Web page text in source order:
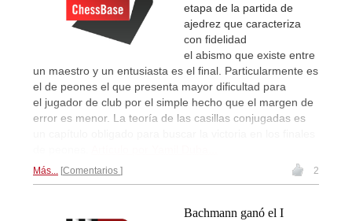
etapa de la partida de
ajedrez que caracteriza
con fidelidad
el abismo que existe entre
un maestro y un entusiasta es el final. Particularmente es
el de peones el que presenta mayor dificultad para
el jugador de club por el simple hecho que el margen de
error es menor. La teoría de las casillas conjugadas es
Más... Comentarios 2
Bachmann ganó el I